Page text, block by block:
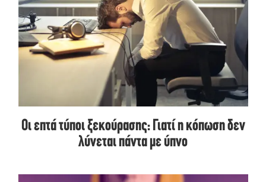
Οι επτά τύποι ξεκούρασης: Γιατί η κόπωση δεν
λύνεται πάντα με ύπνο